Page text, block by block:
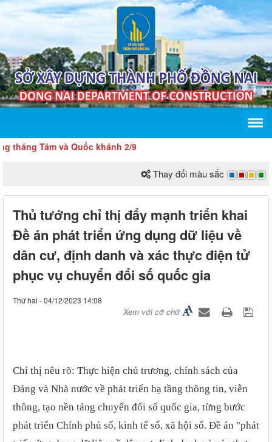
và Quốc khánh 2/9
Thay đổi màu sắc
Thủ tướng chỉ thị đẩy mạnh triển khai
Đề án phát triển ứng dụng dữ liệu về
dân cư, định danh và xác thực điện tử
phục vụ chuyển đổi số quốc gia
Thứ hai - 04/12/2023 14:08
Xem với cỡ chữ
Chỉ thị nêu rõ: Thực hiện chủ trương, chính sách của
Đảng và Nhà nước về phát triển hạ tầng thông tin, viễn
thông, tạo nền tảng chuyển đổi số quốc gia, từng bước
phát triển Chính phủ số, kinh tế số, xã hội số. Đề án "phát